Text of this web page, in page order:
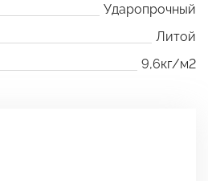
Ударопрочный
Литой
9,6кг/м2